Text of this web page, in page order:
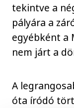
tekintve a
pályára a
egyébként a
nem járt a
A
óta íródó